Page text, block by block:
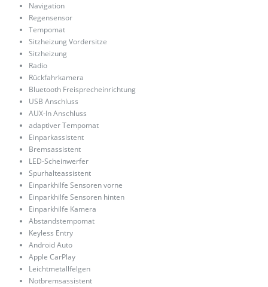
Navigation
Regensensor
Tempomat
Sitzheizung Vordersitze
Sitzheizung
Radio
Rückfahrkamera
Bluetooth Freisprecheinrichtung
USB Anschluss
AUX-In Anschluss
adaptiver Tempomat
Einparkassistent
Bremsassistent
LED-Scheinwerfer
Spurhalteassistent
Einparkhilfe Sensoren vorne
Einparkhilfe Sensoren hinten
Einparkhilfe Kamera
Abstandstempomat
Keyless Entry
Android Auto
Apple CarPlay
Leichtmetallfelgen
Notbremsassistent